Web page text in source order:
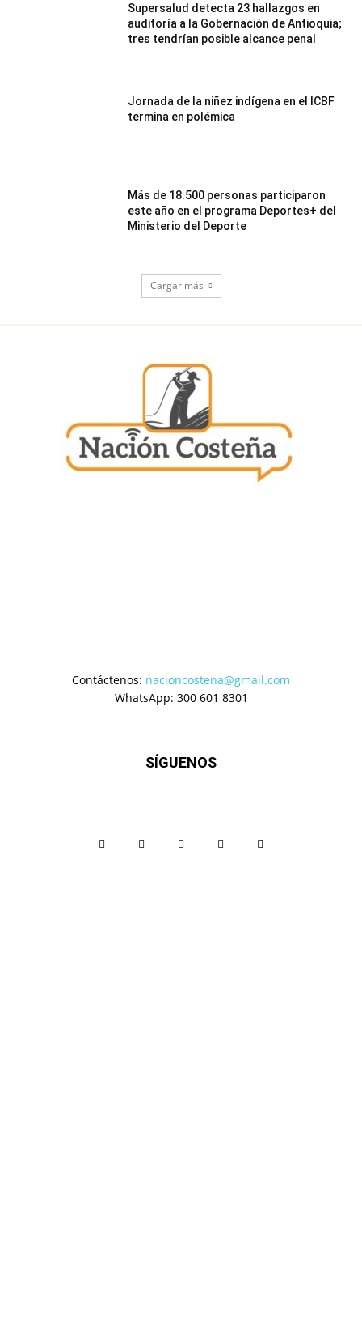
Supersalud detecta 23 hallazgos en
auditoría a la Gobernación de Antioquia;
tres tendrían posible alcance penal
Jornada de la niñez indígena en el ICBF
termina en polémica
Más de 18.500 personas participaron
este año en el programa Deportes+ del
Ministerio del Deporte
Cargar más
Contáctenos: nacioncostena@gmail.com
WhatsApp: 300 601 8301
SÍGUENOS